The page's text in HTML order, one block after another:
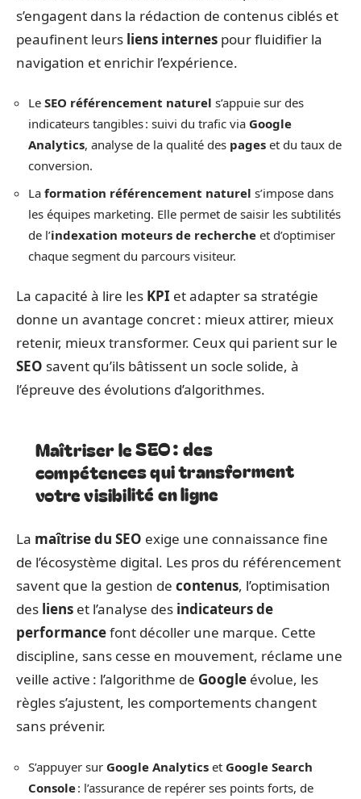
s’engagent dans la rédaction de contenus ciblés et
peaufinent leurs liens internes pour fluidifier la
navigation et enrichir l’expérience.
Le SEO référencement naturel s’appuie sur des
indicateurs tangibles : suivi du trafic via Google
Analytics, analyse de la qualité des pages et du taux de
conversion.
La formation référencement naturel s’impose dans
les équipes marketing. Elle permet de saisir les subtilités
de l’indexation moteurs de recherche et d’optimiser
chaque segment du parcours visiteur.
La capacité à lire les KPI et adapter sa stratégie
donne un avantage concret : mieux attirer, mieux
retenir, mieux transformer. Ceux qui parient sur le
SEO savent qu’ils bâtissent un socle solide, à
l’épreuve des évolutions d’algorithmes.
Maîtriser le SEO : des
compétences qui transforment
votre visibilité en ligne
La maîtrise du SEO exige une connaissance fine
de l’écosystème digital. Les pros du référencement
savent que la gestion de contenus, l’optimisation
des liens et l’analyse des indicateurs de
performancefont décoller une marque. Cette
discipline, sans cesse en mouvement, réclame une
veille active : l’algorithme de Google évolue, les
règles s’ajustent, les comportements changent
sans prévenir.
S’appuyer sur Google Analytics et Google Search
Console: l’assurance de repérer ses points forts, de